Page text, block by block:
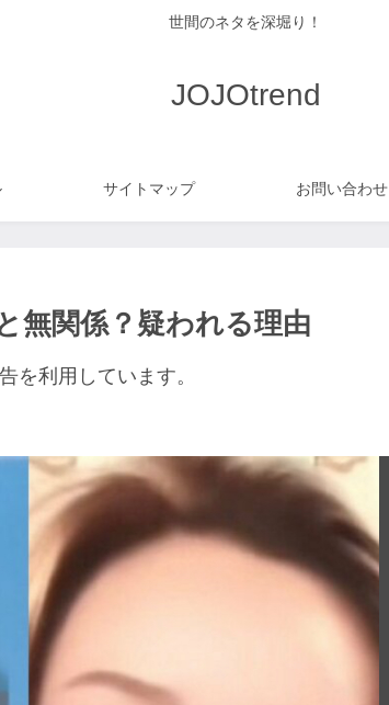
世間のネタを深堀り！
JOJOtrend
サイトマップ お問い合わせ
無関係？疑われる理由
を利用しています。